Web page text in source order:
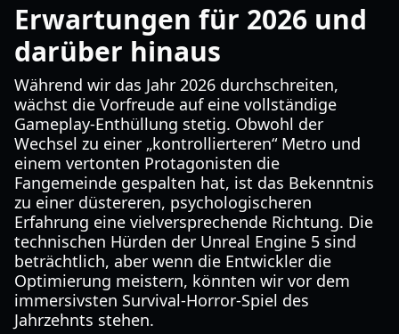
Erwartungen für 2026 und
darüber hinaus
Während wir das Jahr 2026 durchschreiten,
wächst die Vorfreude auf eine vollständige
Gameplay-Enthüllung stetig. Obwohl der
Wechsel zu einer „kontrollierteren“ Metro und
einem vertonten Protagonisten die
Fangemeinde gespalten hat, ist das Bekenntnis
zu einer düstereren, psychologischeren
Erfahrung eine vielversprechende Richtung. Die
technischen Hürden der Unreal Engine 5 sind
beträchtlich, aber wenn die Entwickler die
Optimierung meistern, könnten wir vor dem
immersivsten Survival-Horror-Spiel des
Jahrzehnts stehen.